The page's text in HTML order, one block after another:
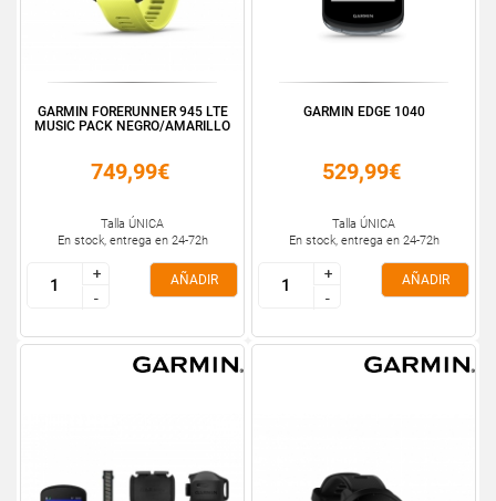
GARMIN FORERUNNER 945 LTE
MUSIC PACK NEGRO/AMARILLO
749,99€
Talla ÚNICA
En stock, entrega en 24-72h
+
-
+
-
AÑADIR
GARMIN EDGE 1040
529,99€
Talla ÚNICA
En stock, entrega en 24-72h
+
-
+
-
AÑADIR